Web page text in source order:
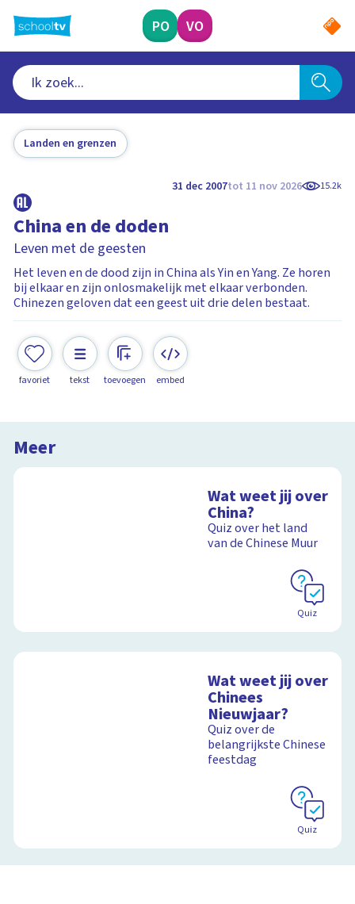
naar
hoofdinhoud
PO VO
Landen en grenzen
31 dec 2007tot 11 nov 2026 15.2k
China en de doden
Leven met de geesten
Het leven en de dood zijn in China als Yin en Yang. Ze horen
bij elkaar en zijn onlosmakelijk met elkaar verbonden.
Chinezen geloven dat een geest uit drie delen bestaat.
favoriet tekst toevoegen embed
Meer
Wat weet jij over
China?
Quiz over het land
van de Chinese Muur
Quiz
Wat weet jij over
Chinees
Nieuwjaar?
Quiz over de
belangrijkste Chinese
feestdag
Quiz